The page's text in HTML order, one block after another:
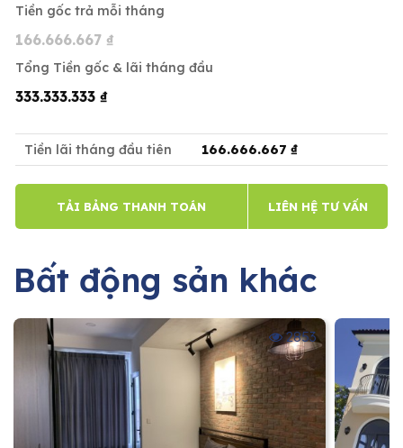
Tiền gốc trả mỗi tháng
166.666.667 ₫
Tổng Tiền gốc & lãi tháng đầu
333.333.333 ₫
Tiền lãi tháng đầu tiên 166.666.667 ₫
TẢI BẢNG THANH TOÁN LIÊN HỆ TƯ VẤN
Bất động sản khác
2853